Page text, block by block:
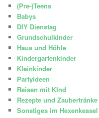
(Pre-)Teens
Babys
DIY Dienstag
Grundschulkinder
Haus und Höhle
Kindergartenkinder
Kleinkinder
Partyideen
Reisen mit KInd
Rezepte und Zaubertränke
Sonstiges im Hexenkessel